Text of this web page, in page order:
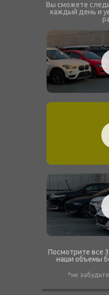
Вы сможете
каждый день и
Посмотрите все
наши объемы
*не